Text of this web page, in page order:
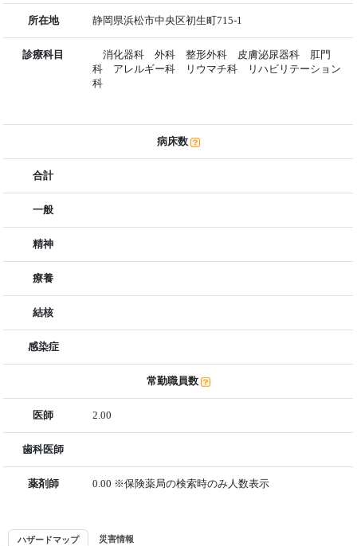
所在地 静岡県浜松市中央区初生町715-1
診療科目
消化器科 外科 整形外科 皮膚泌尿器科 肛門
科 アレルギー科 リウマチ科 リハビリテーション
科
病床数
合計
一般
精神
療養
結核
感染症
常勤職員数
医師 2.00
歯科医師
薬剤師 0.00 ※保険薬局の検索時のみ人数表示
ハザードマップ 災害情報